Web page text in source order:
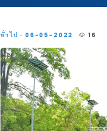
ทั่วไป · 06-05-2022 16